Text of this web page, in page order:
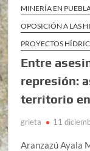
MINERÍA EN
OPOSICIÓN A LAS
PROYECTOS
Entre
represión:
territorio
grieta 11
Aranzazú Ayala